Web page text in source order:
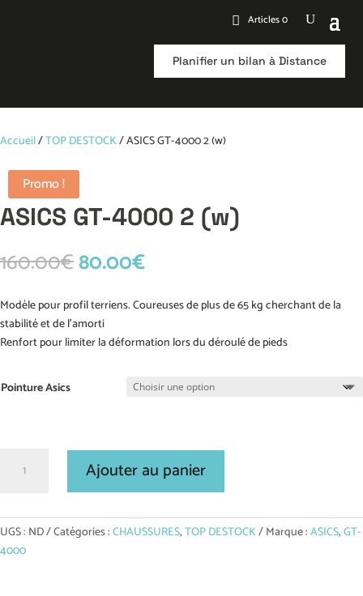
Articles 0
Planifier un bilan à Distance
Accueil/TOP DESTOCK/ ASICS GT-4000 2 (w)
Promo !
ASICS GT-4000 2 (w)
160.00€Le
prix
initial
était :
160.00€.
80.00€Le
prix
actuel
est :
80.00€.
Modèle pour profil terriens. Coureuses de plus de 65 kg cherchant de la
stabilité et de l’amorti
Renfort pour limiter la déformation lors du déroulé de pieds
Pointure Asics
GT-
4000
2
Ajouter au panier
UGS : ND Catégories :CHAUSSURES,TOP DESTOCK Marque :ASICS,GT-
4000